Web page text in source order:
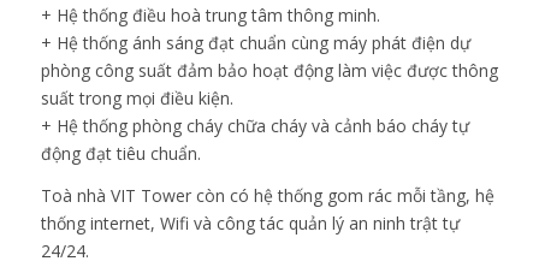
+ Hệ thống điều hoà trung tâm thông minh.
+ Hệ thống ánh sáng đạt chuẩn cùng máy phát điện dự
phòng công suất đảm bảo hoạt động làm việc được thông
suất trong mọi điều kiện.
+ Hệ thống phòng cháy chữa cháy và cảnh báo cháy tự
động đạt tiêu chuẩn.
Toà nhà VIT Tower còn có hệ thống gom rác mỗi tầng, hệ
thống internet, Wifi và công tác quản lý an ninh trật tự
24/24.